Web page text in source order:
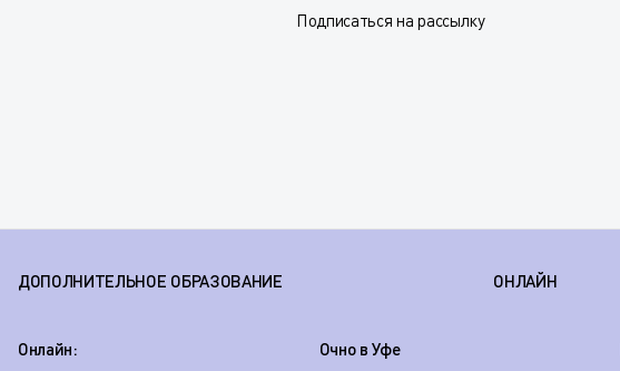
Подписаться на рассылку
ДОПОЛНИТЕЛЬНОЕ ОБРАЗОВАНИЕ ОНЛАЙН
Онлайн:
Очно в Уфе